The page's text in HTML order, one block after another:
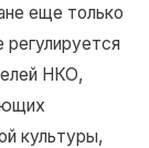
еще только
НКО,
культуры,